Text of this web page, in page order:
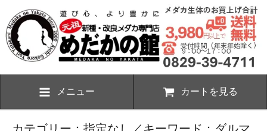
メニュー カートを見る